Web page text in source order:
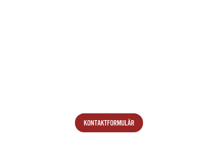
KONTAKTFORMULÄR